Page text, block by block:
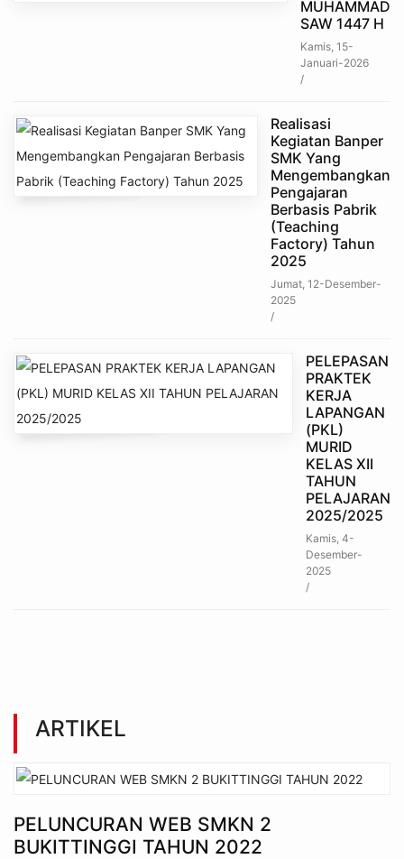
MUHAMMAD
SAW 1447 H
Kamis, 15-
Januari-2026
/
Realisasi
Kegiatan Banper
SMK Yang
Mengembangkan
Pengajaran
Berbasis Pabrik
(Teaching
Factory) Tahun
2025
Jumat, 12-Desember-
2025
/
PELEPASAN
PRAKTEK
KERJA
LAPANGAN
(PKL)
MURID
KELAS XII
TAHUN
PELAJARAN
2025/2025
Kamis, 4-
Desember-
2025
/
ARTIKEL
PELUNCURAN WEB SMKN 2
BUKITTINGGI TAHUN 2022